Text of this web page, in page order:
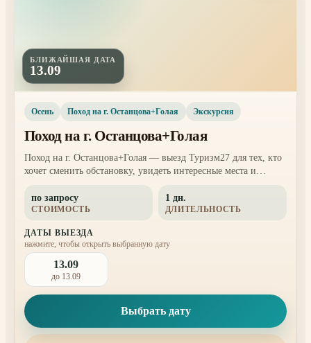
БЛИЖАЙШАЯ ДАТА
13.09
Осень Поход на г. Останцова+Голая Экскурсия
Поход на г. Останцова+Голая
Поход на г. Останцова+Голая — выезд Туризм27 для тех, кто
хочет сменить обстановку, увидеть интересные места и
по запросу
СТОИМОСТЬ
1 дн.
ДЛИТЕЛЬНОСТЬ
ДАТЫ ВЫЕЗДА
нажмите, чтобы открыть выбранную дату
13.09
до 13.09
Выбрать дату